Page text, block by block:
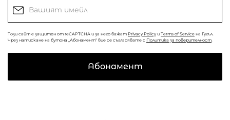
Този сайт е защитен от reCAPTCHA и за него важат Privacy Policy и Terms of Service на Гугъл.
Чрез натискане на бутона „Абонамент“ вие се съгласявате с Политика за поверителност
Абонамент